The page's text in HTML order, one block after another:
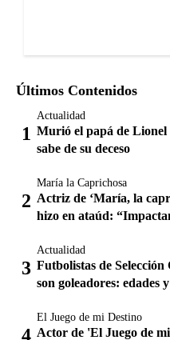
Últimos Contenidos
Actualidad
Murió el papá de Lionel
sabe de su deceso
María la Caprichosa
Actriz de ‘María, la
hizo en ataúd:
Actualidad
Futbolistas de
son goleadores: edades
El Juego de mi Destino
Actor de 'El Juego de